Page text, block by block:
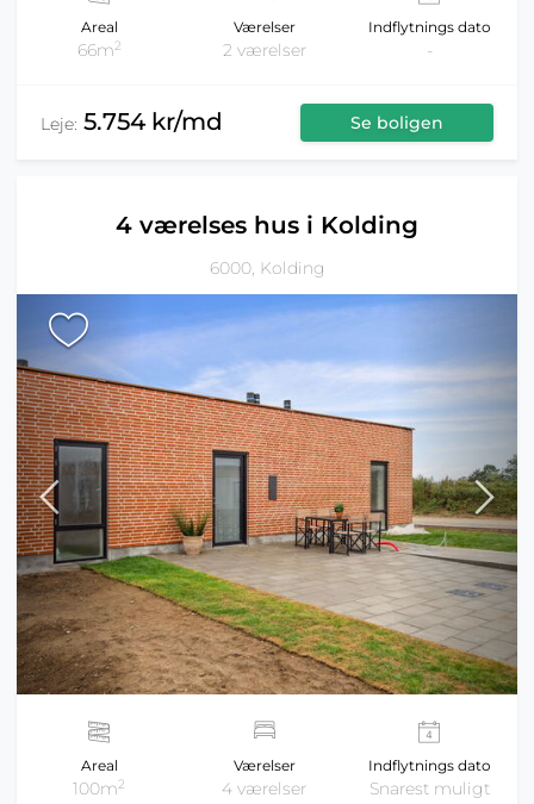
Areal
66m2
Værelser
2 værelser
Indflytnings dato
-
Leje: 5.754 kr/md Se boligen
4 værelses hus i Kolding
6000, Kolding
Areal
100m2
Værelser
4 værelser
Indflytnings dato
Snarest muligt